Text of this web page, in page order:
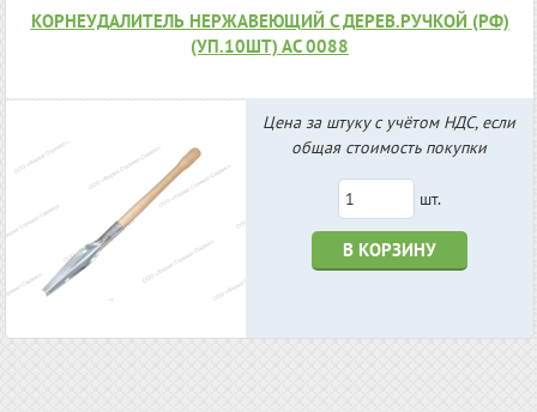
КОРНЕУДАЛИТЕЛЬ НЕРЖАВЕЮЩИЙ С ДЕРЕВ.РУЧКОЙ (РФ)
(УП.10ШТ) АС 0088
Цена за штуку с учётом НДС, если
общая стоимость покупки
шт.
В КОРЗИНУ